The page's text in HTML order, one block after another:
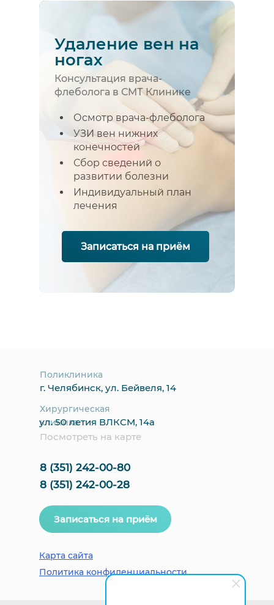
Удаление вен на
ногах
Консультация врача-
флеболога в СМТ Клинике
Осмотр врача-флеболога
УЗИ вен нижних
конечностей
Сбор сведений о
развитии болезни
Индивидуальный план
лечения
Записаться на приём
г. Челябинск, ул. Бейвеля, 14
Хирургическая
клиника
Поликлиника
Записаться на приём
Посмотреть на карте
Карта сайта
Политика конфиденциальности
8 (351) 242-00-80
8 (351) 242-00-28
ул. 50 летия ВЛКСМ, 14а